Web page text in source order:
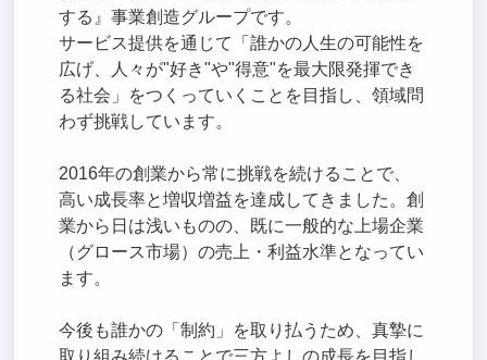
する』事業創造グループです。
サービス提供を通じて「誰かの人生の可能性を
広げ、人々が"好き"や"得意"を最大限発揮でき
る社会」をつくっていくことを目指し、領域問
わず挑戦しています。
2016年の創業から常に挑戦を続けることで、
高い成長率と増収増益を達成してきました。創
業から日は浅いものの、既に一般的な上場企業
（グロース市場）の売上・利益水準となってい
ます。
今後も誰かの「制約」を取り払うため、真摯に
取り組み続けることで三方よしの成長を目指し